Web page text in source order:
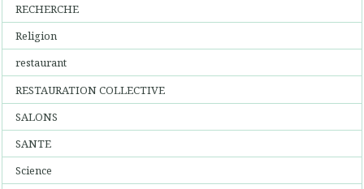
RECHERCHE
Religion
restaurant
RESTAURATION COLLECTIVE
SALONS
SANTE
Science